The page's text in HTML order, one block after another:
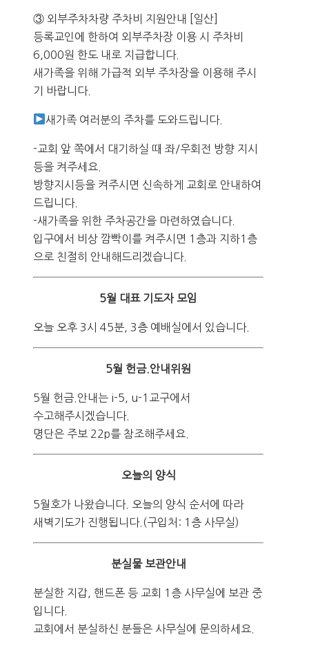
③ 외부주차차량 주차비 지원안내 [일산]
등록교인에 한하여 외부주차장 이용 시 주차비
6,000원 한도 내로 지급합니다.
새가족을 위해 가급적 외부 주차장을 이용해 주시
기 바랍니다.
새가족 여러분의 주차를 도와드립니다.
-교회 앞 쪽에서 대기하실 때 좌/우회전 방향 지시
등을 켜주세요.
방향지시등을 켜주시면 신속하게 교회로 안내하여
드립니다.
-새가족을 위한 주차공간을 마련하였습니다.
입구에서 비상 깜빡이를 켜주시면 1층과 지하1층
으로 친절히 안내해드리겠습니다.
5월 대표 기도자 모임
오늘 오후 3시 45분, 3층 예배실에서 있습니다.
5월 헌금.안내위원
5월 헌금.안내는 i-5, u-1교구에서
수고해주시겠습니다.
명단은 주보 22p를 참조해주세요.
오늘의 양식
5월호가 나왔습니다. 오늘의 양식 순서에 따라
새벽기도가 진행됩니다.(구입처: 1층 사무실)
분실물 보관안내
분실한 지갑, 핸드폰 등 교회 1층 사무실에 보관 중
입니다.
교회에서 분실하신 분들은 사무실에 문의하세요.